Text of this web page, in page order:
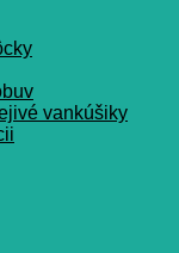
vankúšiky